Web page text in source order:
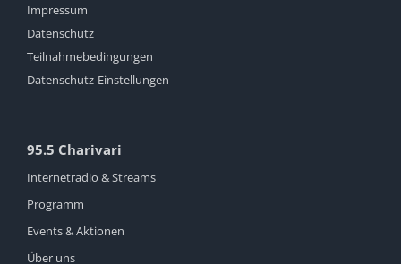
Impressum
Datenschutz
Teilnahmebedingungen
Datenschutz-Einstellungen
95.5 Charivari
Internetradio & Streams
Programm
Events & Aktionen
Über uns